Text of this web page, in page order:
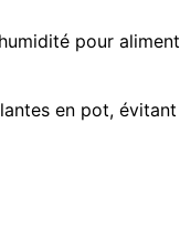
pour
en pot,